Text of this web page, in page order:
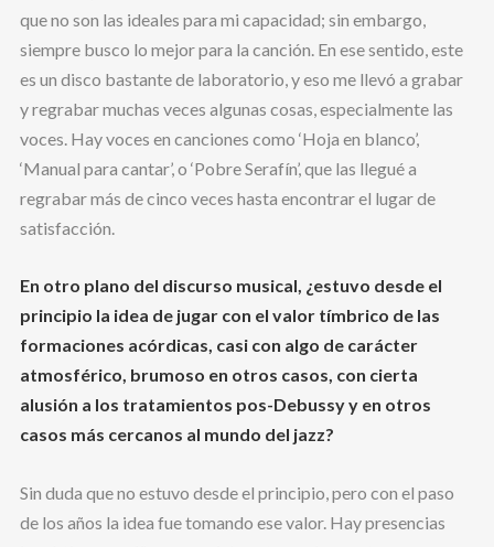
que no son las ideales para mi capacidad; sin embargo,
siempre busco lo mejor para la canción. En ese sentido, este
es un disco bastante de laboratorio, y eso me llevó a grabar
y regrabar muchas veces algunas cosas, especialmente las
voces. Hay voces en canciones como ‘Hoja en blanco’,
‘Manual para cantar’, o ‘Pobre Serafín’, que las llegué a
regrabar más de cinco veces hasta encontrar el lugar de
satisfacción.
En otro plano del discurso musical, ¿estuvo desde el
principio la idea de jugar con el valor tímbrico de las
formaciones acórdicas, casi con algo de carácter
atmosférico, brumoso en otros casos, con cierta
alusión a los tratamientos pos-Debussy y en otros
casos más cercanos al mundo del jazz?
Sin duda que no estuvo desde el principio, pero con el paso
de los años la idea fue tomando ese valor. Hay presencias